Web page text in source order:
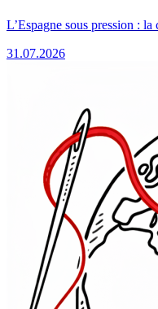
L’Espagne sous pression :
31.07.2026